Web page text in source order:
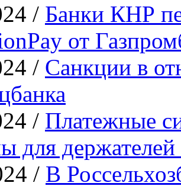
/ Банки КНР
от
/ Санкции в
/ Платежные
для
/ В